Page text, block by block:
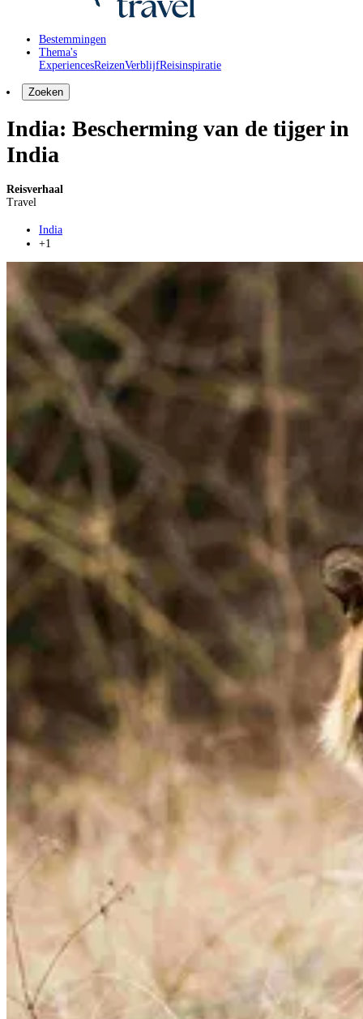
Bestemmingen
Thema's
ExperiencesReizenVerblijfReisinspiratie
Zoeken
India: Bescherming van de tijger in
India
Reisverhaal
Travel
India
+1